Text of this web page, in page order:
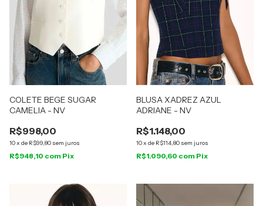
COLETE BEGE SUGAR
CAMELIA - NV
R$998,00
10x de R$99,80 sem juros
R$948,10 com Pix
BLUSA XADREZ AZUL
ADRIANE - NV
R$1.148,00
10x de R$114,80 sem juros
R$1.090,60 com Pix